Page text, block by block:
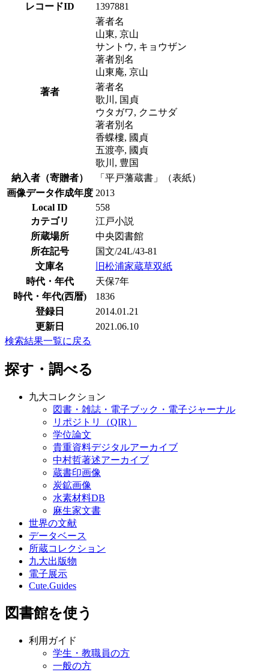
レコードID 1397881
著者
著者名
山東, 京山
サントウ, キョウザン
著者別名
山東庵, 京山
著者名
歌川, 国貞
ウタガワ, クニサダ
著者別名
香蝶樓, 國貞
五渡亭, 國貞
歌川, 豊国
納入者（寄贈者）
「平戸藩蔵書」（表紙）
画像データ作成年度 2013
Local ID
558
カテゴリ
江戸小説
所蔵場所
中央図書館
所在記号
国文/24L/43-81
文庫名
旧松浦家蔵草双紙
時代・年代
天保7年
時代・年代(西暦)
1836
登録日
2014.01.21
更新日
2021.06.10
検索結果一覧に戻る
探す・調べる
九大コレクション
図書・雑誌・電子ブック・電子ジャーナル
リポジトリ（QIR）
学位論文
貴重資料デジタルアーカイブ
中村哲著述アーカイブ
蔵書印画像
炭鉱画像
水素材料DB
麻生家文書
世界の文献
データベース
所蔵コレクション
九大出版物
電子展示
Cute.Guides
図書館を使う
利用ガイド
学生・教職員の方
一般の方